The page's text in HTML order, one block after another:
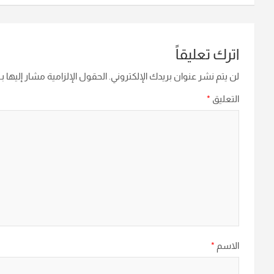
اترك تعليقاً
لن يتم نشر عنوان بريدك الإلكتروني. الحقول الإلزامية مشار إليها
التعليق *
الاسم *